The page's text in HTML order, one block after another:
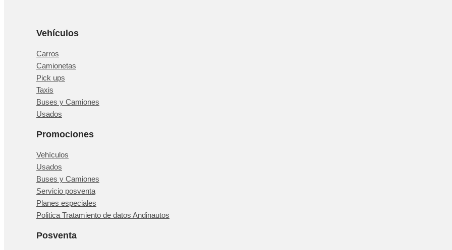
Vehículos
Carros
Camionetas
Pick ups
Taxis
Buses y Camiones
Usados
Promociones
Vehículos
Usados
Buses y Camiones
Servicio posventa
Planes especiales
Politica Tratamiento de datos Andinautos
Posventa